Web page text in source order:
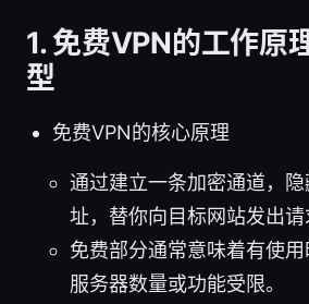
1. 免费VPN的工作原
型
免费VPN的核心原理
通过建立一条加密通道，
址，替你向目标网站发出请
免费部分通常意味着有使用
服务器数量或功能受限。